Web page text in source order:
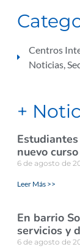
Centros
Noticias,
+
nuevo
6 de agosto de
Leer Más >>
En barrio
servicios y
6 de agosto de